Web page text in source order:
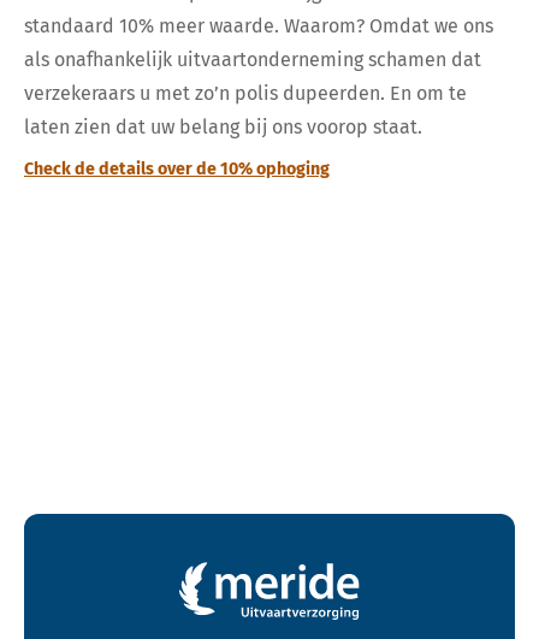
standaard 10% meer waarde. Waarom? Omdat we ons
als onafhankelijk uitvaartonderneming schamen dat
verzekeraars u met zo’n polis dupeerden. En om te
laten zien dat uw belang bij ons voorop staat.
Check de details over de 10% ophoging
Contactgegevens en footer menu van Meride